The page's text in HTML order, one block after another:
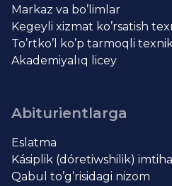
Markaz va bo’limlar
Kegeyli xizmat ko’rsatish
To’rtko’l ko’p tarmoqli
Akademiyalıq licey
Abiturientlarga
Eslatma
Kásiplik (dóretiwshilik)
Qabul to’g’risidagi nizom